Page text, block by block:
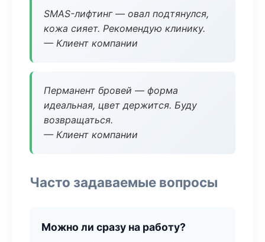
SMAS-лифтинг — овал подтянулся,
кожа сияет. Рекомендую клинику.
— Клиент компании
Перманент бровей — форма
идеальная, цвет держится. Буду
возвращаться.
— Клиент компании
Часто задаваемые вопросы
Можно ли сразу на работу?